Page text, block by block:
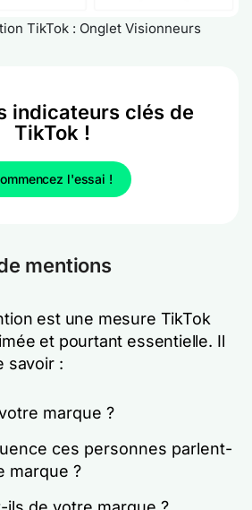
TikTok : Onglet Visionneurs
indicateurs clés de
TikTok !
l'essai !
mentions
est une mesure TikTok
et pourtant essentielle. Il
savoir :
marque ?
ces personnes parlent-
marque ?